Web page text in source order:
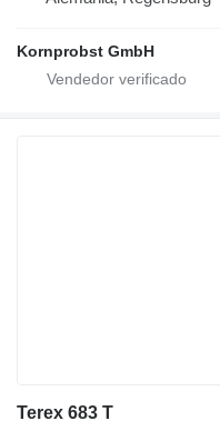
Kornprobst GmbH
Terex 683 T